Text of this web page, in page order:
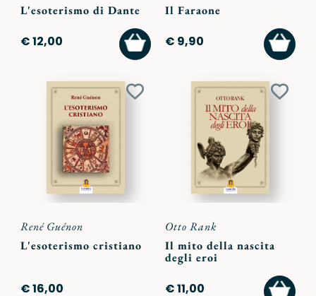
L'esoterismo di Dante
€ 12,00
AGGIUNGI
AL
CARRELLO
Il Faraone
€ 9,90
AL
Aggiungi
René Guénon
L'esoterismo cristiano
€ 16,00
Otto Rank
Il mito della nascita
degli eroi
€ 11,00